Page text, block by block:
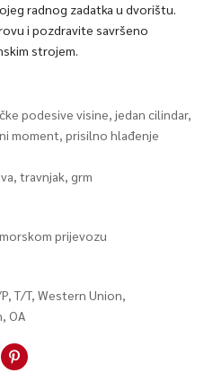
radnog zadatka u dvorištu.
i pozdravite savršeno
strojem.
podesive visine, jedan cilindar,
moment, prisilno hlađenje
travnjak, grm
prijevozu
T/T, Western Union,
OA